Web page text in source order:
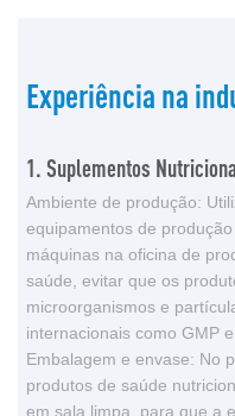
Experiência na
1. Suplementos
Ambiente de produção:
equipamentos de
máquinas na oficina de
saúde, evitar que os
microorganismos e
internacionais como GMP e
Embalagem e envase: No
produtos de saúde
em sala limpa, para que a